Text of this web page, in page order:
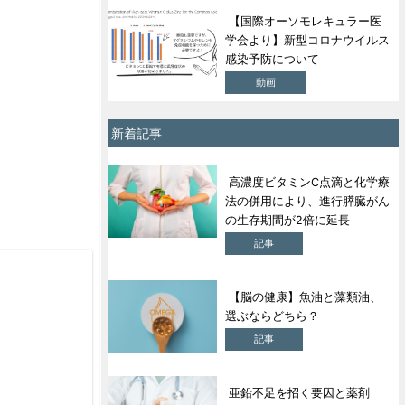
【国際オーソモレキュラー医
学会より】新型コロナウイルス
感染予防について
動画
新着記事
高濃度ビタミンC点滴と化学療
法の併用により、進行膵臓がん
の生存期間が2倍に延長
記事
【脳の健康】魚油と藻類油、
選ぶならどちら？
記事
亜鉛不足を招く要因と薬剤